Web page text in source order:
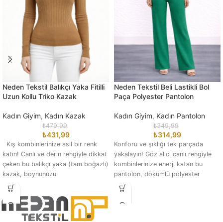
Neden Tekstil Balıkçı Yaka Fitilli
Uzun Kollu Triko Kazak
Kadın Giyim, Kadın Kazak
₺479,99
₺431,99
Kış kombinlerinize asil bir renk
katın! Canlı ve derin rengiyle dikkat
çeken bu balıkçı yaka (tam boğazlı)
kazak, boynunuzu
Neden Tekstil Beli Lastikli Bol
Paça Polyester Pantolon
Kadın Giyim, Kadın Pantolon
₺349,99
₺314,99
Konforu ve şıklığı tek parçada
yakalayın! Göz alıcı canlı rengiyle
kombinlerinize enerji katan bu
pantolon, dökümlü polyester
kumaşı sayesinde gün